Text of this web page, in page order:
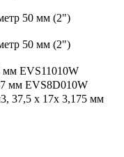
50 мм (2")
50 мм (2")
мм EVS11010W
мм EVS8D010W
37,5 х 17х 3,175 мм